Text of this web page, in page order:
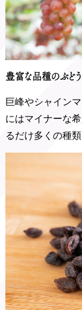
豊富な品種のぶど
巨峰やシャイン
にはマイナーな
るだけ多くの種